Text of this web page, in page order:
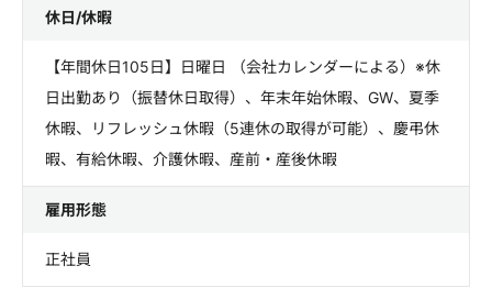
休日/休暇
【年間休日105日】日曜日 （会社カレンダーによる）※休
日出勤あり（振替休日取得）、年末年始休暇、GW、夏季
休暇、リフレッシュ休暇（5連休の取得が可能）、慶弔休
暇、有給休暇、介護休暇、産前・産後休暇
雇用形態
正社員